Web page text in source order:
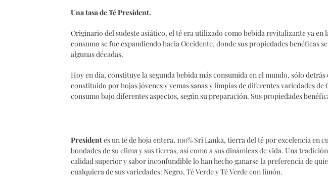
Una tasa de Té President.
Originario del sudeste asiático, el té era utilizado como bebida revitalizante ya en
consumo se fue expandiendo hacia Occidente, donde sus propiedades benéficas
algunas décadas.
Hoy en día, constituye la segunda bebida más consumida en el mundo, sólo
constituido por hojas jóvenes y yemas sanas y limpias de diferentes variedades de
consumo bajo diferentes aspectos, según su preparación. Sus propiedades
Presidentes un té de hoja entera, 100% Sri Lanka, tierra del té por excelencia en
bondades de su clima y sus tierras, así como a sus dinámicas de vida. Una
calidad superior y sabor inconfundible lo han hecho ganarse la preferencia de
cualquiera de sus variedades: Negro, Té Verde y Té Verde con limón.